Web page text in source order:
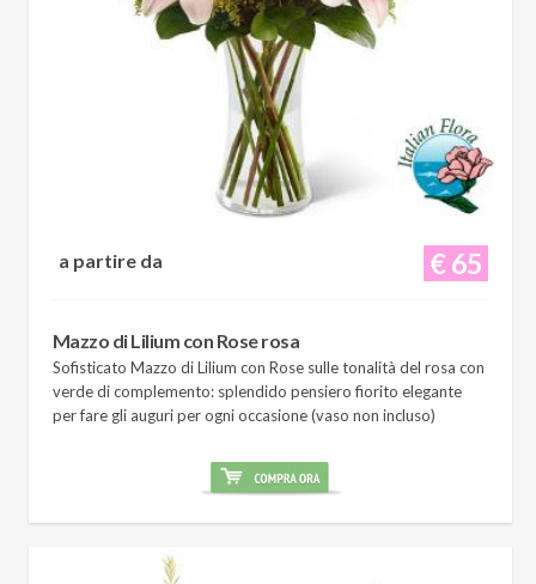
€ 65
a partire da
Mazzo di Lilium con Rose rosa
Sofisticato Mazzo di Lilium con Rose sulle tonalità del rosa con
verde di complemento: splendido pensiero fiorito elegante
per fare gli auguri per ogni occasione (vaso non incluso)